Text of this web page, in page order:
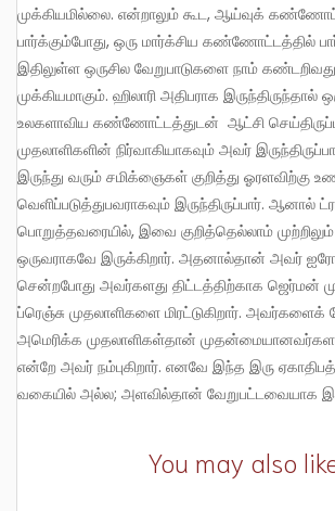
முக்கியமில்லை. என்றாலும் கூட, ஆய்வுக்
பார்க்கும்போது, ஒரு மார்க்சிய கண்ணோட்டத்தில்
இதிலுள்ள ஒருசில வேறுபாடுகளை நாம் கண்டறிவது
முக்கியமாகும். ஹிலாரி அதிபராக இருந்திருந்தால்
உலகளாவிய கண்ணோட்டத்துடன் ஆட்சி
முதலாளிகளின் நிர்வாகியாகவும் அவர்
இருந்து வரும் சமிக்ஞைகள் குறித்து ஓரளவிற்கு
வெளிப்படுத்துபவராகவும் இருந்திருப்பார். ஆனால்
பொறுத்தவரையில், இவை குறித்தெல்லாம்
ஒருவராகவே இருக்கிறார். அதனால்தான் அவர்
சென்றபோது அவர்களது திட்டத்திற்காக ஜெர்மன்
ப்ரெஞ்சு முதலாளிகளை மிரட்டுகிறார். அவர்களைக்
அமெரிக்க முதலாளிகள்தான்
என்றே அவர் நம்புகிறார். எனவே இந்த இரு
வகையில் அல்ல; அளவில்தான் வேறுபட்டவையாக
You may also